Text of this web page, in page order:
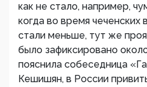
как не стало, например,
когда во время чеченских
стали меньше, тут же
было зафиксировано
пояснила собеседница
Кешишян, в России